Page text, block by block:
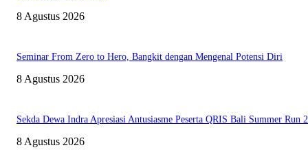
8 Agustus 2026
Seminar From Zero to Hero, Bangkit dengan Mengenal Potensi Diri
8 Agustus 2026
Sekda Dewa Indra Apresiasi Antusiasme Peserta QRIS Bali Summer Run
8 Agustus 2026